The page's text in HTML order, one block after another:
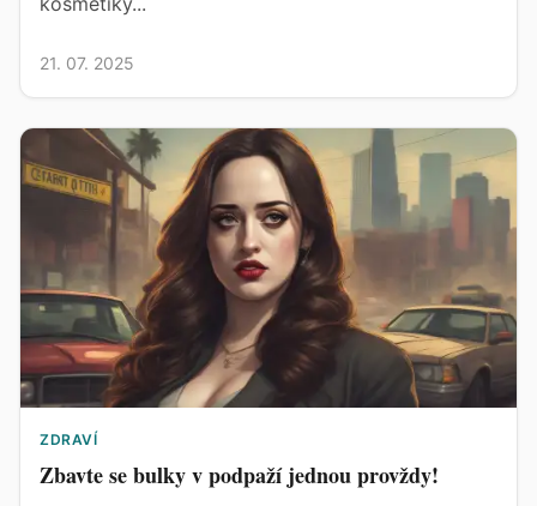
21. 07. 2025
ZDRAVÍ
Zbavte se bulky v podpaží jednou provždy!